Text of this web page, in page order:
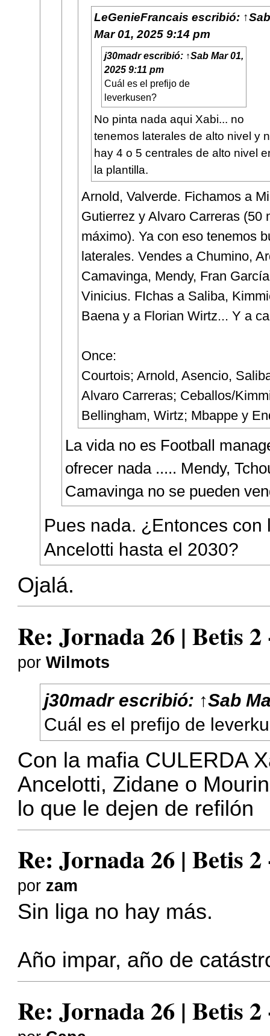
LeGenieFrancais escribió: ↑Sab
Mar 01, 2025 9:14 pm
j30madrescribió: ↑Sab Mar 01,
2025 9:11 pm
Cuál es el prefijo de
leverkusen?
No pinta nada aqui Xabi... no
tenemos laterales de alto nivel y
hay 4 o 5 centrales de alto nivel
la plantilla.
Arnold, Valverde. Fichamos a
Gutierrez y Alvaro Carreras (50
máximo). Ya con eso tenemos
laterales. Vendes a Chumino,
Camavinga, Mendy, Fran
Vinicius. FIchas a Saliba,
Baena y a Florian Wirtz... Y a
Once:
Courtois; Arnold, Asencio,
Alvaro Carreras; Ceballos/
Bellingham, Wirtz; Mbappe y
La vida no es Football
ofrecer nada ..... Mendy,
Camavinga no se pueden
Pues nada. ¿Entonces
Ancelotti hasta el 2030?
Ojalá.
Re: Jornada 26 | Betis
porWilmots
j30madrescribió: ↑Sab
Cuál es el prefijo de
Con la mafia CULERDA
Ancelotti, Zidane o
lo que le dejen de refilón
Re: Jornada 26 | Betis
por zam
Sin liga no hay más.
Año impar, año de
Re: Jornada 26 | Betis